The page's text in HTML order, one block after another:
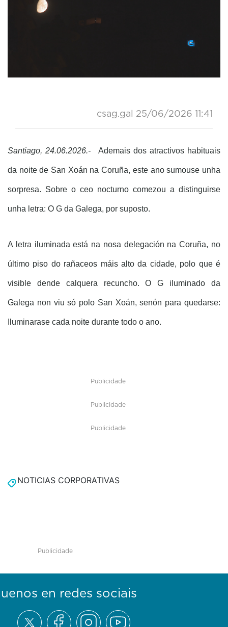
csag.gal 25/06/2026 11:41
Santiago, 24.06.2026.- Ademais dos atractivos habituais
da noite de San Xoán na Coruña, este ano sumouse unha
sorpresa. Sobre o ceo nocturno comezou a distinguirse
unha letra: O G da Galega, por suposto.
A letra iluminada está na nosa delegación na Coruña, no
último piso do rañaceos máis alto da cidade, polo que é
visible dende calquera recuncho. O G iluminado da
Galega non viu só polo San Xoán, senón para quedarse:
Iluminarase cada noite durante todo o ano.
Publicidade
Publicidade
Publicidade
NOTICIAS CORPORATIVAS
Publicidade
en redes sociais